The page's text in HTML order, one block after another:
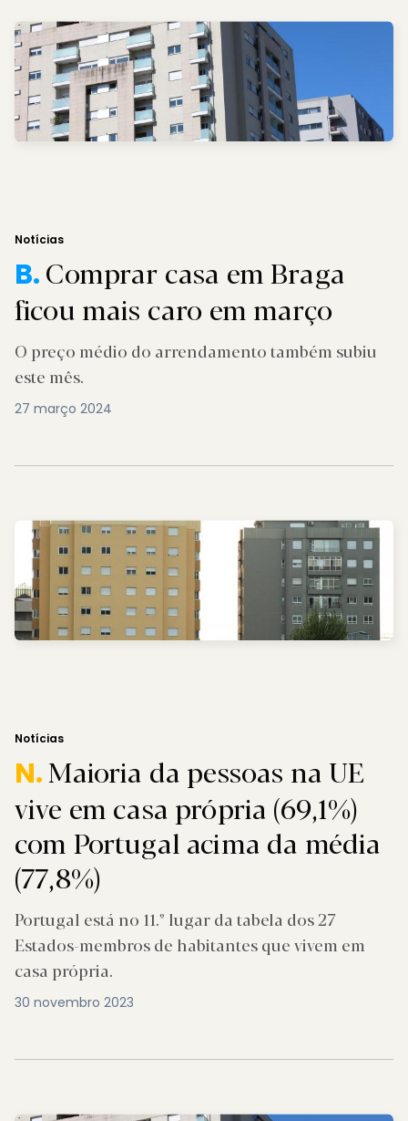
Notícias
B.Comprar casa em Braga
ficou mais caro em março
O preço médio do arrendamento também subiu
este mês.
27 março 2024
Notícias
N.Maioria da pessoas na UE
vive em casa própria (69,1%)
com Portugal acima da média
(77,8%)
Portugal está no 11.º lugar da tabela dos 27
Estados-membros de habitantes que vivem em
casa própria.
30 novembro 2023